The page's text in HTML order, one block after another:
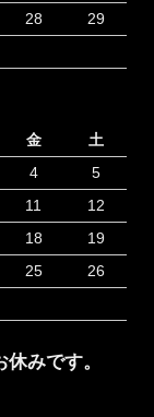
28
29
金
土
4
5
11
12
18
19
25
26
みです。